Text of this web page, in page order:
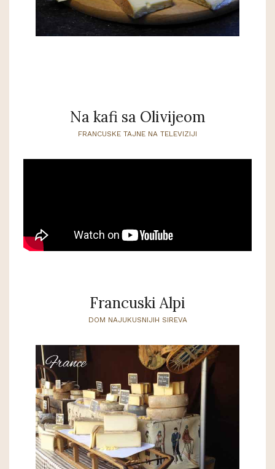
Na kafi sa Olivijeom
FRANCUSKE TAJNE NA TELEVIZIJI
Francuski Alpi
DOM NAJUKUSNIJIH SIREVA